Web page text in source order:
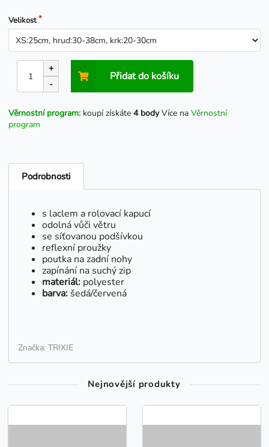
Velikost
+
-
Přidat do košíku
Věrnostní program: koupí získáte 4 bodyVíce na Věrnostní
program
Podrobnosti
s laclem a rolovací kapucí
odolná vůči větru
se síťovanou podšívkou
reflexní proužky
poutka na zadní nohy
zapínání na suchý zip
materiál: polyester
barva: šedá/červená
Značka: TRIXIE
Nejnovější produkty